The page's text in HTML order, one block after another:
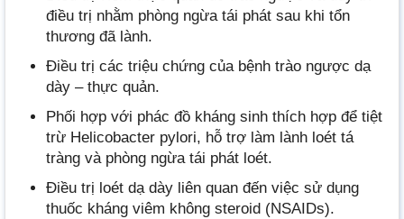
điều trị nhằm phòng ngừa tái phát sau khi tổn
thương đã lành.
Điều trị các triệu chứng của bệnh trào ngược dạ
dày – thực quản.
Phối hợp với phác đồ kháng sinh thích hợp để tiệt
trừ Helicobacter pylori, hỗ trợ làm lành loét tá
tràng và phòng ngừa tái phát loét.
Điều trị loét dạ dày liên quan đến việc sử dụng
thuốc kháng viêm không steroid (NSAIDs).